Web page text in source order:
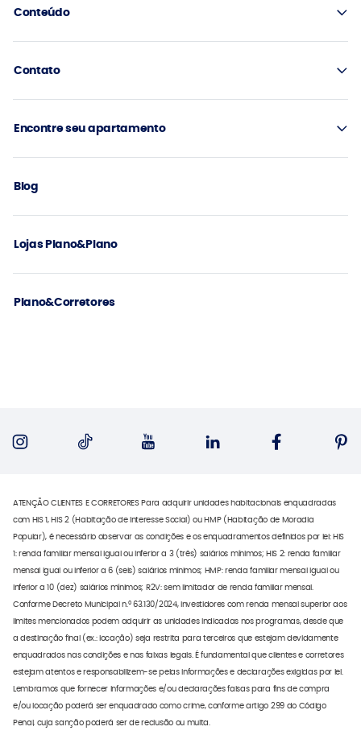
Conteúdo
Contato
Encontre seu apartamento
Blog
Lojas Plano&Plano
Plano&Corretores
ATENÇÃO CLIENTES E CORRETORES Para adquirir unidades habitacionais enquadradas
com HIS 1, HIS 2 (Habitação de Interesse Social) ou HMP (Habitação de Moradia
Popular), é necessário observar as condições e os enquadramentos definidos por lei: HIS
1: renda familiar mensal igual ou inferior a 3 (três) salários mínimos; HIS 2: renda familiar
mensal igual ou inferior a 6 (seis) salários mínimos; HMP: renda familiar mensal igual ou
inferior a 10 (dez) salários mínimos; R2V: sem limitador de renda familiar mensal.
Conforme Decreto Municipal n.º 63.130/2024, investidores com renda mensal superior aos
limites mencionados podem adquirir as unidades indicadas nos programas, desde que
a destinação final (ex.: locação) seja restrita para terceiros que estejam devidamente
enquadrados nas condições e nas faixas legais. É fundamental que clientes e corretores
estejam atentos e responsabilizem-se pelas informações e declarações exigidas por lei.
Lembramos que fornecer informações e/ou declarações falsas para fins de compra
e/ou locação poderá ser enquadrado como crime, conforme artigo 299 do Código
Penal, cuja sanção poderá ser de reclusão ou multa.